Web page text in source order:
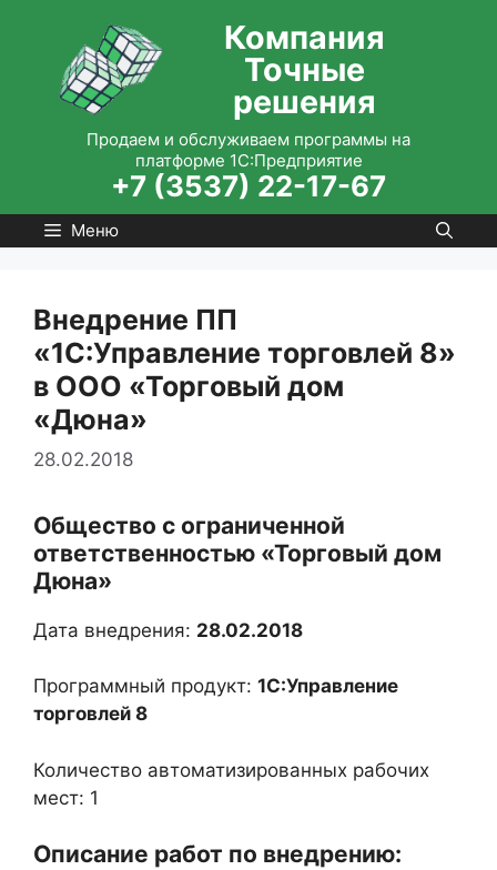
содержимому
Компания
Точные
решения
Продаем и обслуживаем программы на
платформе 1С:Предприятие
+7 (3537) 22-17-67
Меню
Внедрение ПП
«1С:Управление торговлей 8»
в ООО «Торговый дом
«Дюна»
28.02.2018
Общество с ограниченной
ответственностью «Торговый дом
Дюна»
Дата внедрения: 28.02.2018
Программный продукт: 1С:Управление
торговлей 8
Количество автоматизированных рабочих
мест: 1
Описание работ по внедрению: